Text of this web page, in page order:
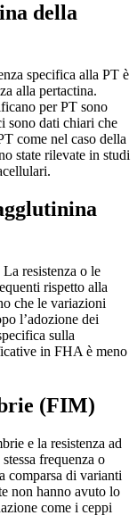
della
specifica alla PT è
alla pertactina.
per PT sono
sono dati chiari che
come nel caso della
state rilevate in studi
La resistenza o le
rispetto alla
che le variazioni
l’adozione dei
sulla
in FHA è meno
(FIM)
e la resistenza ad
frequenza o
comparsa di varianti
non hanno avuto lo
come i ceppi